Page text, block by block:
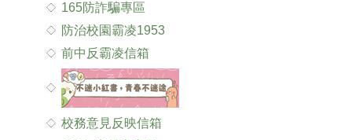
165防詐騙專區
防治校園霸凌1953
前中反霸凌信箱
校務意見反映信箱